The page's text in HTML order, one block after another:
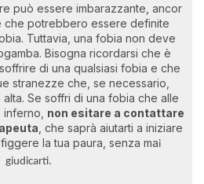
può essere imbarazzante, ancor
che potrebbero essere definite
Tuttavia, una fobia non deve
Bisogna ricordarsi che è
di una qualsiasi fobia e che
stranezze che, se necessario,
Se soffri di una fobia che alle
non esitare a contattare
, che saprà aiutarti a iniziare
la tua paura, senza mai
giudicarti.